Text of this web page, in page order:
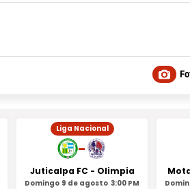
Liga Nacional
-
Juticalpa FC - Olimpia
Domingo 9 de agosto 3:00 PM